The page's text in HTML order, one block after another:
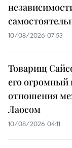
10/08/2026 07:53
Товарищ
его огромный
отношения
Лаосом
10/08/2026 04:11